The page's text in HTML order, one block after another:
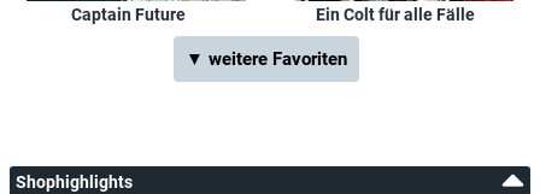
Captain Future Ein Colt für alle Fälle
▼ weitere Favoriten
Shophighlights